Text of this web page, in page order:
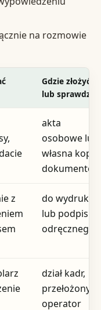
na rozmowie
Gdzie złożyć
lub sprawdzić
akta
osobowe lub
własna kopia
dokumentów
z
do wydruku
lub podpisu
odręcznego
dział kadr,
przełożony,
operator